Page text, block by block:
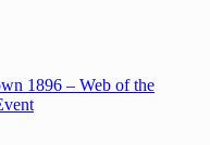
1896 – Web of the